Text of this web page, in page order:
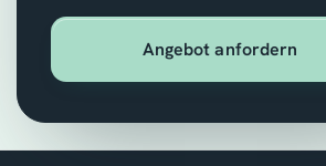
Angebot anfordern